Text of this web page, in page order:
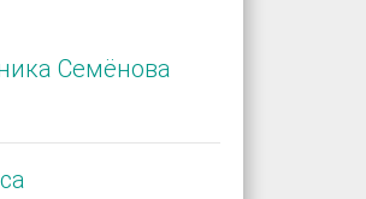
Семёнова